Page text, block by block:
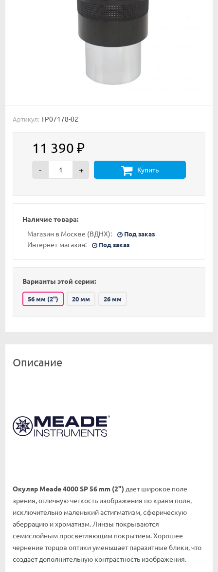
Артикул: TP07178-02
11 390 ₽
- + Купить
Наличие товара:
Магазин в Москве (ВДНХ):
Под заказ
Интернет-магазин: Под заказ
Варианты этой серии:
56 мм (2") 20 мм 26 мм
Описание
Окуляр Meade 4000 SP 56 mm (2") дает широкое поле
зрения, отличную четкость изображения по краям поля,
исключительно маленький астигматизм, сферическую
аберрацию и хроматизм. Линзы покрываются
семислойным просветляющим покрытием. Хорошее
чернение торцов оптики уменьшает паразитные блики, что
создает дополнительную контрастность изображения.